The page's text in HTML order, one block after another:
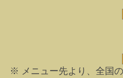
※ メニュー先より、全国